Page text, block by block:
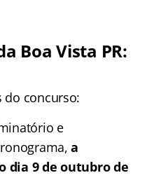
Boa Vista PR:
do concurso:
e
a
dia 9 de outubro de